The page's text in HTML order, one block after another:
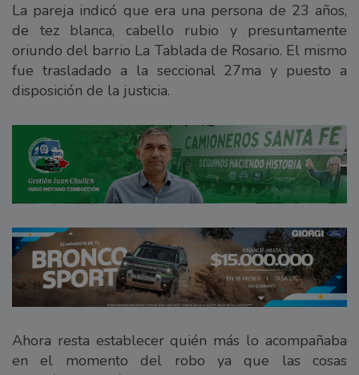
La pareja indicó que era una persona de 23 años,
de tez blanca, cabello rubio y presuntamente
oriundo del barrio La Tablada de Rosario. El mismo
fue trasladado a la seccional 27ma y puesto a
disposición de la justicia.
Ahora resta establecer quién más lo acompañaba
en el momento del robo ya que las cosas